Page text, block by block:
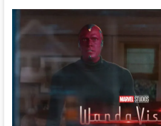
último
Episodio
2º
Parte